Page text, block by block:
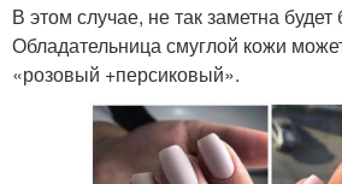
В этом случае, не так заметна будет
Обладательница смуглой кожи
«розовый +персиковый».